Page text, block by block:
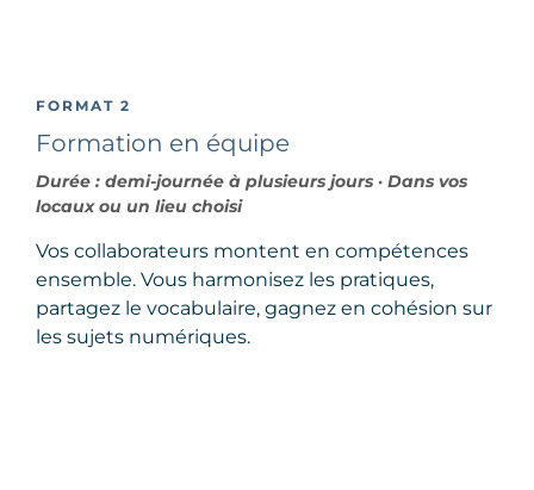
FORMAT 2
Formation en équipe
Durée : demi-journée à plusieurs jours · Dans vos
locaux ou un lieu choisi
Vos collaborateurs montent en compétences
ensemble. Vous harmonisez les pratiques,
partagez le vocabulaire, gagnez en cohésion sur
les sujets numériques.